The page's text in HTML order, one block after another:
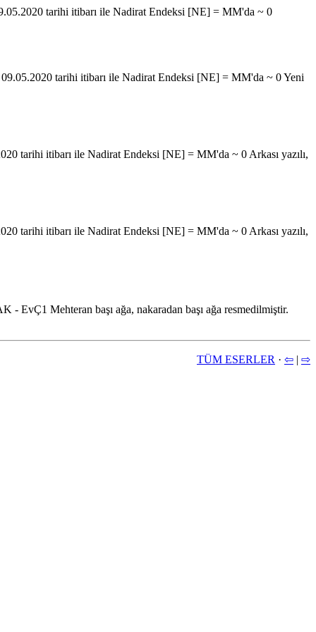
tarihi itibarı ile Nadirat Endeksi [NE] = MM'da ~ 0
tarihi itibarı ile Nadirat Endeksi [NE] = MM'da ~ 0 Yeni
tarihi itibarı ile Nadirat Endeksi [NE] = MM'da ~ 0 Arkası yazılı,
tarihi itibarı ile Nadirat Endeksi [NE] = MM'da ~ 0 Arkası yazılı,
Mehteran başı ağa, nakaradan başı ağa resmedilmiştir.
TÜM ESERLER · ⇦ | ⇨